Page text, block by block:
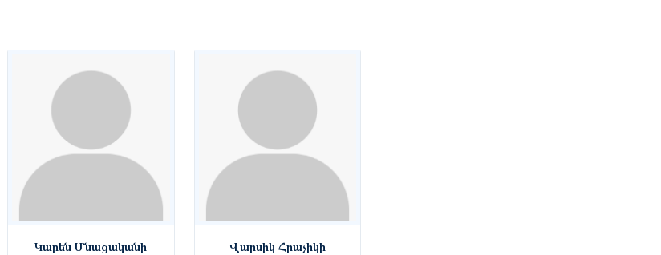
Կարեն Մնացականի
Վարսիկ Հրաչիկի